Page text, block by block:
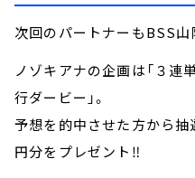
次回のパートナーもBSS山
ノゾキアナの企画は「３連
行ダービー」。
予想を的中させた方から
円分をプレゼント‼